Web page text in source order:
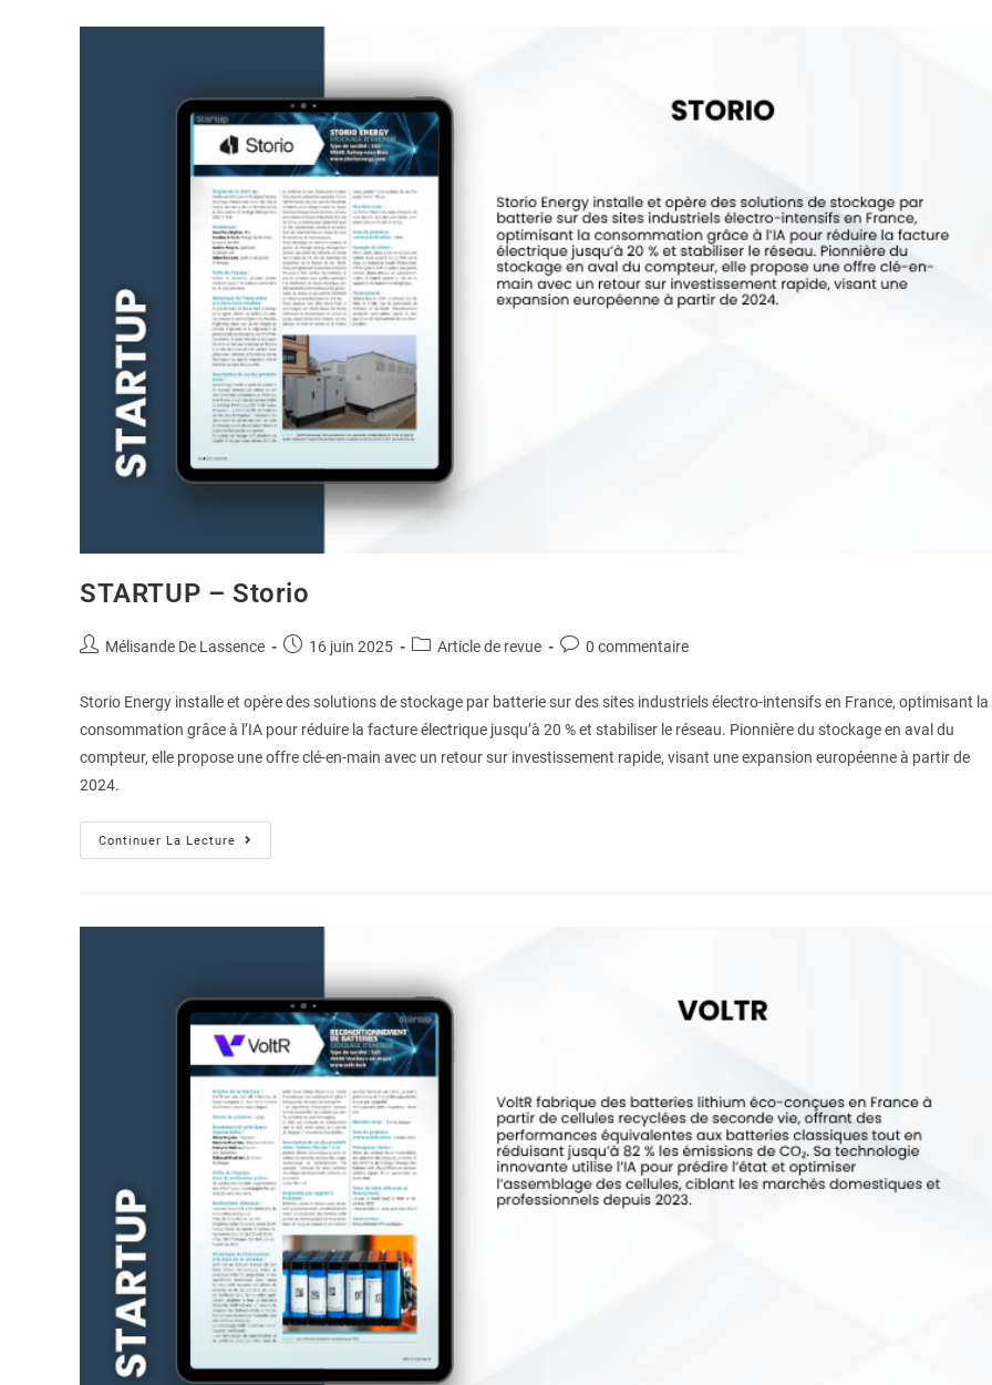
STARTUP – Storio
Mélisande De Lassence 16 juin 2025 Article de revue 0 commentaire
Storio Energy installe et opère des solutions de stockage par batterie sur des sites industriels électro-intensifs en France, optimisant la
consommation grâce à l’IA pour réduire la facture électrique jusqu’à 20 % et stabiliser le réseau. Pionnière du stockage en aval du
compteur, elle propose une offre clé-en-main avec un retour sur investissement rapide, visant une expansion européenne à partir de
2024.
Continuer La Lecture